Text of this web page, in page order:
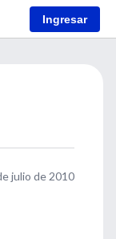
Ingresar
julio de 2010